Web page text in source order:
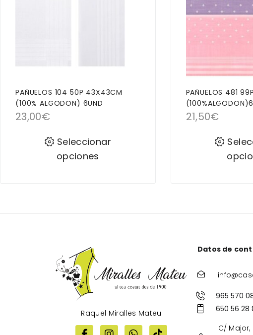
PAÑUELOS 104 50P 43X43CM
(100% ALGODON) 6UND
23,00€
Seleccionar
opciones
PAÑUELOS 481
21,50€
Raquel Miralles Mateu
Datos de
965 570
650 56 28
C/ Major,